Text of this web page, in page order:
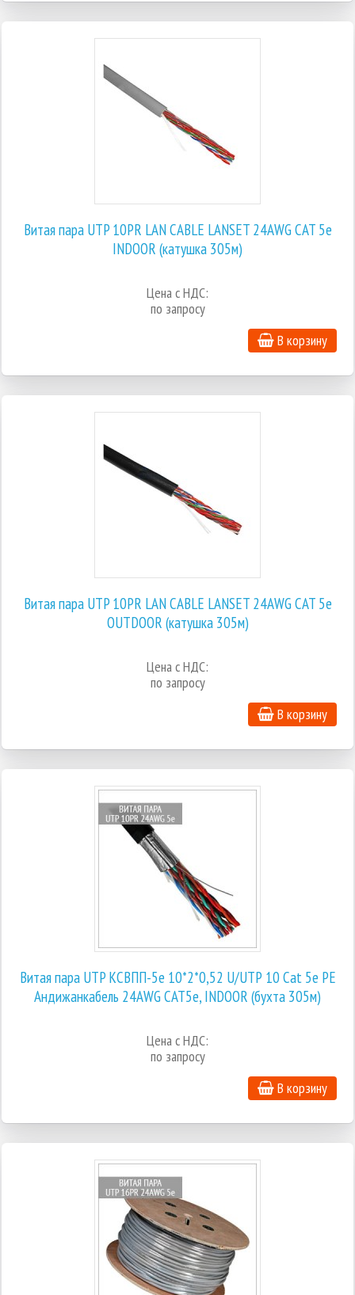
Витая пара UTP 10PR LAN CABLE LANSET 24AWG CAT 5e
INDOOR (катушка 305м)
Цена с НДС:
по запросу
В корзину
Витая пара UTP 10PR LAN CABLE LANSET 24AWG CAT 5e
OUTDOOR (катушка 305м)
Цена с НДС:
по запросу
В корзину
Витая пара UTP КСВПП-5е 10*2*0,52 U/UTР 10 Cat 5e PE
Андижанкабель 24AWG CAT5е, INDOOR (бухта 305м)
Цена с НДС:
по запросу
В корзину